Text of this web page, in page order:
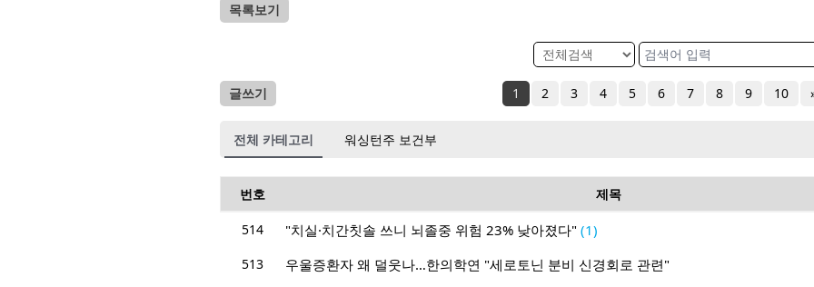
목록보기
글쓰기 1 2 3 4 5 6 7 8 9 10
전체 카테고리 워싱턴주 보건부
번호 제목
514 "치실·치간칫솔 쓰니 뇌졸중 위험 23% 낮아졌다" (1)
513 우울증환자 왜 덜웃나…한의학연 "세로토닌 분비 신경회로 관련"